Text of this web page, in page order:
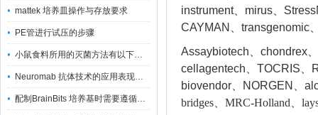
mattek 培养皿操作与存放要求
PE管进行试压的步骤
小鼠食料所用的灭菌方法有以下三种
Neuromab 抗体技术的应用表现在这几方面
配制BrainBits 培养基时需要遵循的原则
instrument、mirus、
CAYMAN、transgenomic
Assaybiotech、chondrex
cellagentech、TOCRIS、
biovendor、NORGEN、a
bridges、MRC-Holland、